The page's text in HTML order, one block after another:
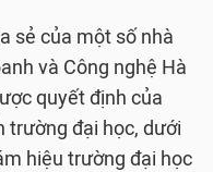
sẻ của một số nhà
và Công nghệ Hà
quyết định của
trường đại học, dưới
hiệu trường đại học